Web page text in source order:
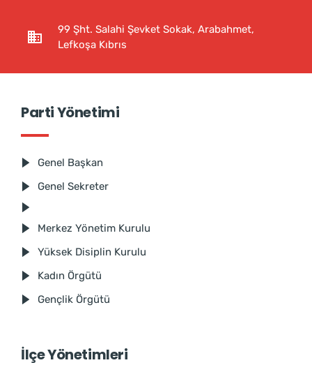
99 Şht. Salahi Şevket Sokak, Arabahmet,
Lefkoşa Kıbrıs
Parti Yönetimi
Genel Başkan
Genel Sekreter
Merkez Yönetim Kurulu
Yüksek Disiplin Kurulu
Kadın Örgütü
Gençlik Örgütü
İlçe Yönetimleri